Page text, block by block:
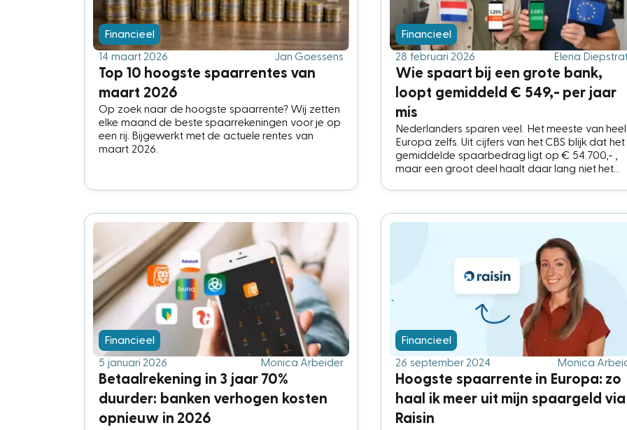
Financieel
14 maart 2026
Jan Goessens
Top 10 hoogste spaarrentes van
maart 2026
Op zoek naar de hoogste spaarrente? Wij zetten
elke maand de beste spaarrekeningen voor je op
een rij. Bijgewerkt met de actuele rentes van
maart 2026.
Financieel
28 februari 2026
Elena
Wie spaart bij een grote bank,
loopt gemiddeld € 549,- per jaar
mis
Nederlanders sparen veel. Het meeste van heel
Europa zelfs. Uit cijfers van het CBS blijk dat het
gemiddelde spaarbedrag ligt op € 54.700,- ,
maar een groot deel haalt daar lang niet het
Financieel
5 januari 2026
Monica Arbeider
Betaalrekening in 3 jaar 70%
duurder: banken verhogen kosten
opnieuw in 2026
Financieel
26 september 2024
Monica
Hoogste spaarrente in Europa: zo
haal ik meer uit mijn spaargeld via
Raisin